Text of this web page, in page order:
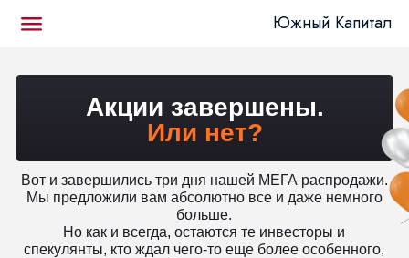
Южный Капитал
Акции завершены.
Или нет?
Вот и завершились три дня нашей МЕГА распродажи.
Мы предложили вам абсолютно все и даже немного
больше.
Но как и всегда, остаются те инвесторы и
спекулянты, кто ждал чего-то еще более особенного,